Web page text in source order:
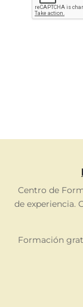
Centro de
de experiencia.
Formación